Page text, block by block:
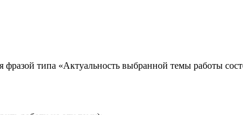
типа «Актуальность выбранной темы работы